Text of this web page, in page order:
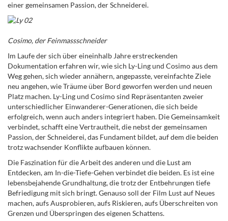
einer gemeinsamen Passion, der Schneiderei.
Cosimo, der Feinmassschneider
Im Laufe der sich über eineinhalb Jahre erstreckenden
Dokumentation erfahren wir, wie sich Ly-Ling und Cosimo aus dem
Weg gehen, sich wieder annähern, angepasste, vereinfachte Ziele
neu angehen, wie Träume über Bord geworfen werden und neuen
Platz machen. Ly-Ling und Cosimo sind Repräsentanten zweier
unterschiedlicher Einwanderer-Generationen, die sich beide
erfolgreich, wenn auch anders integriert haben. Die Gemeinsamkeit
verbindet, schafft eine Vertrautheit, die nebst der gemeinsamen
Passion, der Schneiderei, das Fundament bildet, auf dem die beiden
trotz wachsender Konflikte aufbauen können.
Die Faszination für die Arbeit des anderen und die Lust am
Entdecken, am In-die-Tiefe-Gehen verbindet die beiden. Es ist eine
lebensbejahende Grundhaltung, die trotz der Entbehrungen tiefe
Befriedigung mit sich bringt. Genauso soll der Film Lust auf Neues
machen, aufs Ausprobieren, aufs Riskieren, aufs Überschreiten von
Grenzen und Überspringen des eigenen Schattens.